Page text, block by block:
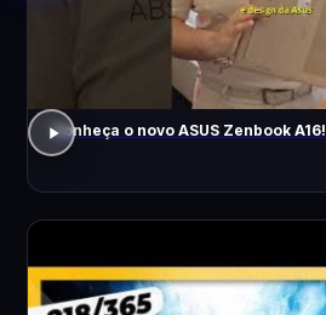
Conheça o novo ASUS Zenbook A16!